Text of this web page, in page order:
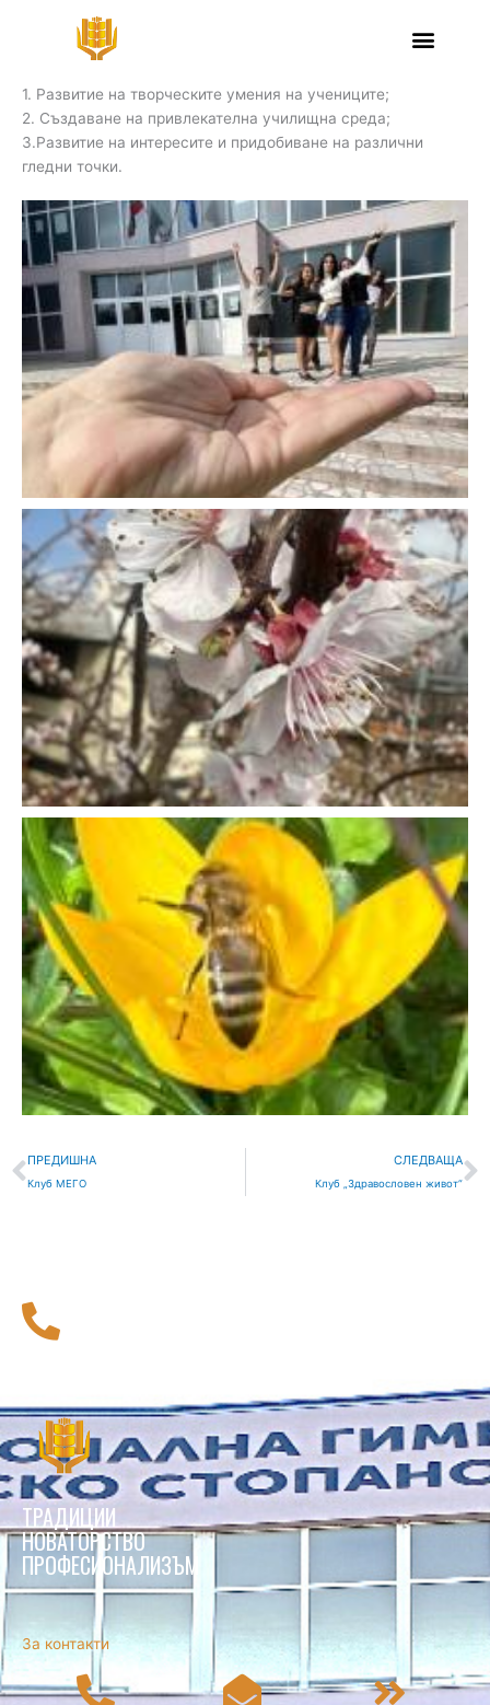
Клуб „Фото свят“
1. Развитие на творческите умения на учениците;
2. Създаване на привлекателна училищна среда;
3.Развитие на интересите и придобиване на различни
гледни точки.
Prev
ПРЕДИШНА
Клуб МЕГО
СЛЕДВАЩА
Клуб „Здравословен живот“
116 111
ТРАДИЦИИ
НОВАТОРСТВО
ПРОФЕСИОНАЛИЗЪМ
За контакти